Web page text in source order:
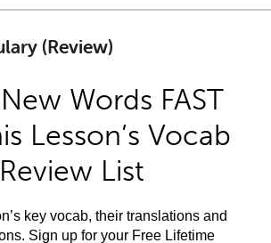
(Review)
Words FAST
Lesson’s Vocab
Review List
key vocab, their translations and
Sign up for your Free Lifetime